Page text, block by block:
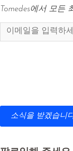
Tomedes에서 모든
소식을 받겠습니